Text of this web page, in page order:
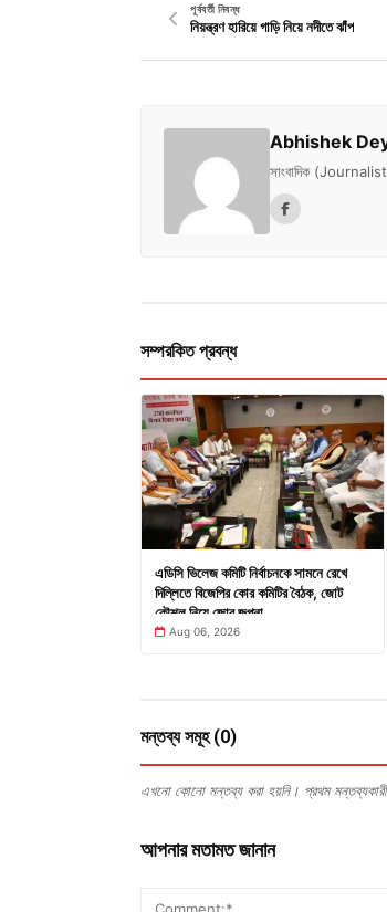
পূর্ববর্তী নিবন্ধ
নিয়ন্ত্রণ হারিয়ে গাড়ি নিয়ে নদীতে ঝাঁপ
Abhishek
সাংবাদিক
সম্পরকিত প্রবন্ধ
এডিসি ভিলেজ কমিটি নির্বাচনকে সামনে রেখে
দিল্লিতে বিজেপির কোর কমিটির বৈঠক, জোট
কৌশল নিয়ে জোর জল্পনা
Aug 06, 2026
মন্তব্য সমূহ (0)
এখনো কোনো মন্তব্য করা হয়নি। প্রথম
আপনার মতামত জানান